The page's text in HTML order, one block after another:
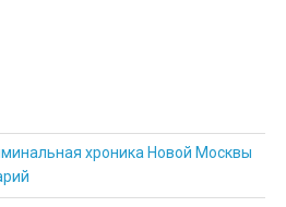
хроника Новой Москвы